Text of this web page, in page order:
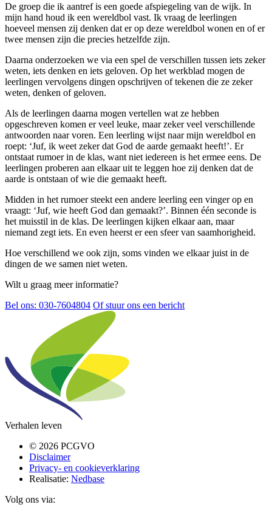
De groep die ik aantref is een goede afspiegeling van de wijk. In
mijn hand houd ik een wereldbol vast. Ik vraag de leerlingen
hoeveel mensen zij denken dat er op deze wereldbol wonen en of er
twee mensen zijn die precies hetzelfde zijn.
Daarna onderzoeken we via een spel de verschillen tussen iets zeker
weten, iets denken en iets geloven. Op het werkblad mogen de
leerlingen vervolgens dingen opschrijven of tekenen die ze zeker
weten, denken of geloven.
Als de leerlingen daarna mogen vertellen wat ze hebben
opgeschreven komen er veel leuke, maar zeker veel verschillende
antwoorden naar voren. Een leerling wijst naar mijn wereldbol en
roept: ‘Juf, ik weet zeker dat God de aarde gemaakt heeft!’. Er
ontstaat rumoer in de klas, want niet iedereen is het ermee eens. De
leerlingen proberen aan elkaar uit te leggen hoe zij denken dat de
aarde is ontstaan of wie die gemaakt heeft.
Midden in het rumoer steekt een andere leerling een vinger op en
vraagt: ‘Juf, wie heeft God dan gemaakt?’. Binnen één seconde is
het muisstil in de klas. De leerlingen kijken elkaar aan, maar
niemand zegt iets. En even heerst er een sfeer van saamhorigheid.
Hoe verschillend we ook zijn, soms vinden we elkaar juist in de
dingen de we samen niet weten.
Wilt u graag meer informatie?
Bel ons: 030-7604804 Of stuur ons een bericht
Verhalen leven
© 2026 PCGVO
Disclaimer
Privacy- en cookieverklaring
Realisatie: Nedbase
Volg ons via: